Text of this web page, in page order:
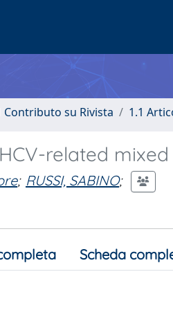
Contributo su Rivista 1.1
related
; RUSSI, SABINO;
Scheda